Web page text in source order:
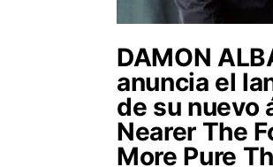
DAMON
anuncia el
de su nuevo
Nearer The
More Pure